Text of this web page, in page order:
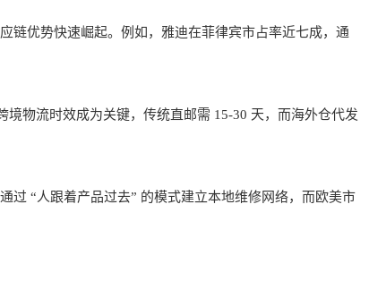
链优势快速崛起。例如，雅迪在菲律宾市占率近七成，通
物流时效成为关键，传统直邮需 15-30 天，而海外仓代发
过 “人跟着产品过去” 的模式建立本地维修网络，而欧美市